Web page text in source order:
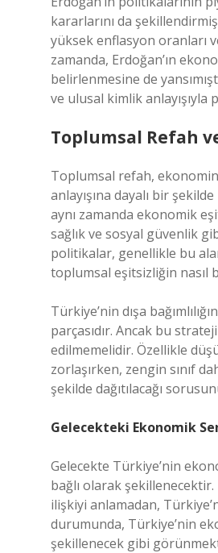
kararlarını da
yüksek enflasyon oranları
zamanda, Erdoğan’ın
belirlenmesine de
ve ulusal kimlik
Toplumsal Refah
Toplumsal refah,
anlayışına dayalı bir
aynı zamanda ekonomik
sağlık ve sosyal güvenlik
politikalar, genellikle bu
toplumsal eşitsizliğin nasıl
Türkiye’nin dışa
parçasıdır. Ancak bu
edilmemelidir. Özellikle
zorlaşırken, zengin sınıf
şekilde dağıtılacağı
Gelecekteki Ekonomik
Gelecekte Türkiye’nin
bağlı olarak
ilişkiyi anlamadan,
durumunda, Türkiye’nin
şekillenecek gibi